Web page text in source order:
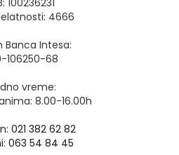
100236231
4666
Banca Intesa:
106250-68
vreme:
8.00-16.00h
021 382 62 82
063 54 84 45